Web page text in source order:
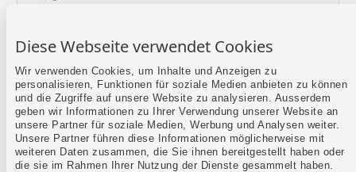
Diese Webseite verwendet Cookies
Wir verwenden Cookies, um Inhalte und Anzeigen zu
personalisieren, Funktionen für soziale Medien anbieten zu können
und die Zugriffe auf unsere Website zu analysieren. Ausserdem
geben wir Informationen zu Ihrer Verwendung unserer Website an
unsere Partner für soziale Medien, Werbung und Analysen weiter.
Unsere Partner führen diese Informationen möglicherweise mit
weiteren Daten zusammen, die Sie ihnen bereitgestellt haben oder
die sie im Rahmen Ihrer Nutzung der Dienste gesammelt haben.
Mehr erfahren